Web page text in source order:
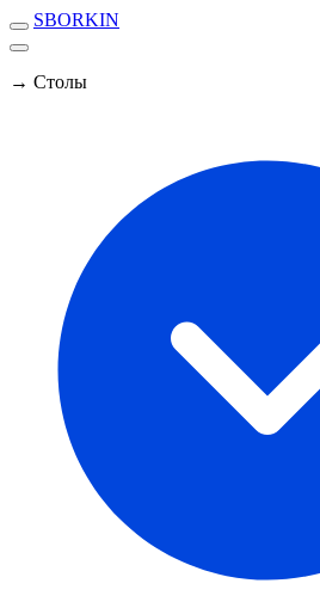
SBORKIN
→ Столы